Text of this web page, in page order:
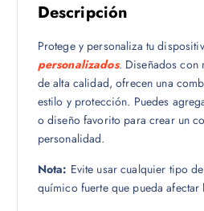
Descripción
Protege y personaliza tu
personalizados. Diseñados con
de alta calidad, ofrecen una
estilo y protección. Puedes
o diseño favorito para crear un
personalidad.
Nota: Evite usar cualquier tipo
químico fuerte que pueda afectar